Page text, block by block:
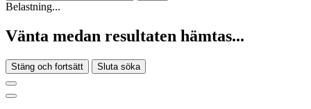
Belastning...
Vänta medan resultaten hämtas...
Stäng och fortsätt Sluta söka